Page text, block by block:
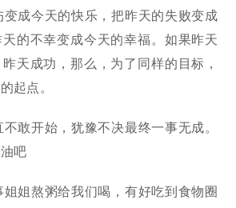
成今天的快乐，把昨天的失败变成
的不幸变成今天的幸福。如果昨天
天成功，那么，为了同样的目标，
起点。
敢开始，犹豫不决最终一事无成。
吧
姐熬粥给我们喝，有好吃到食物圈